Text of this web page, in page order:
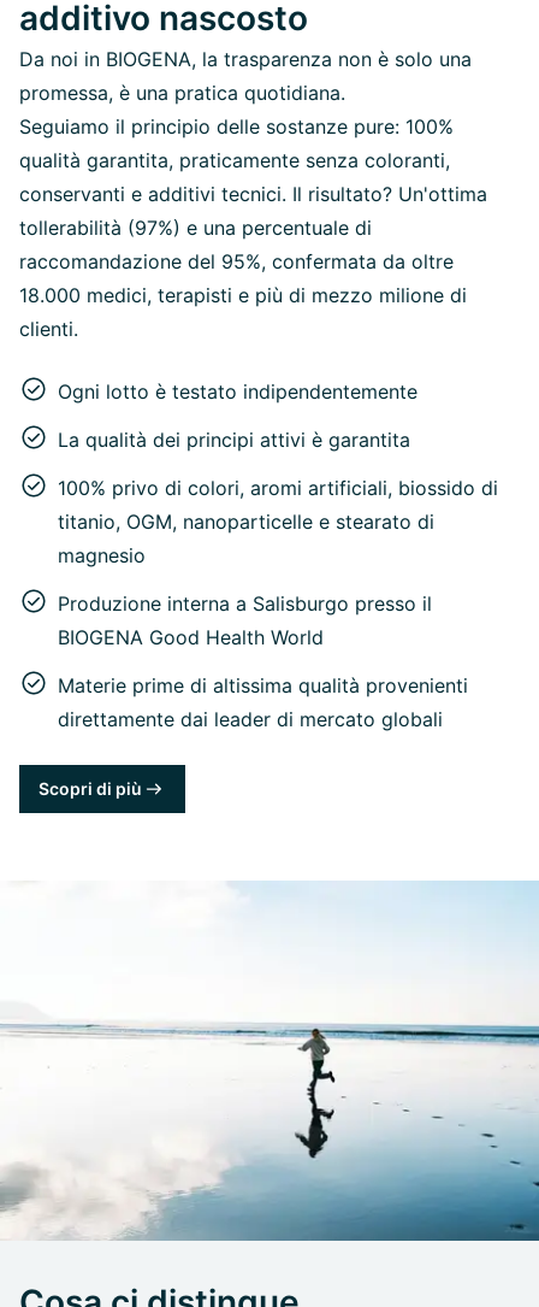
additivo nascosto
Da noi in BIOGENA, la trasparenza non è solo una
promessa, è una pratica quotidiana.
Seguiamo il principio delle sostanze pure: 100%
qualità garantita, praticamente senza coloranti,
conservanti e additivi tecnici. Il risultato? Un'ottima
tollerabilità (97%) e una percentuale di
raccomandazione del 95%, confermata da oltre
18.000 medici, terapisti e più di mezzo milione di
clienti.
Ogni lotto è testato indipendentemente
La qualità dei principi attivi è garantita
100% privo di colori, aromi artificiali, biossido di
titanio, OGM, nanoparticelle e stearato di
magnesio
Produzione interna a Salisburgo presso il
BIOGENA Good Health World
Materie prime di altissima qualità provenienti
direttamente dai leader di mercato globali
Scopri di più